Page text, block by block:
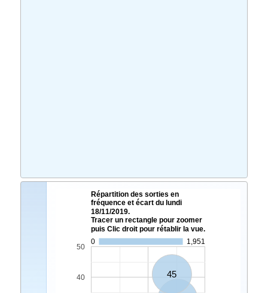
Répartition des sorties en
fréquence et écart du lundi
18/11/2019.
Tracer un rectangle pour zoomer
puis Clic droit pour rétablir la vue.
0
1,951
45
40
50